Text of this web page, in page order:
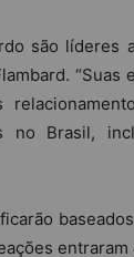
são
no Brasil,